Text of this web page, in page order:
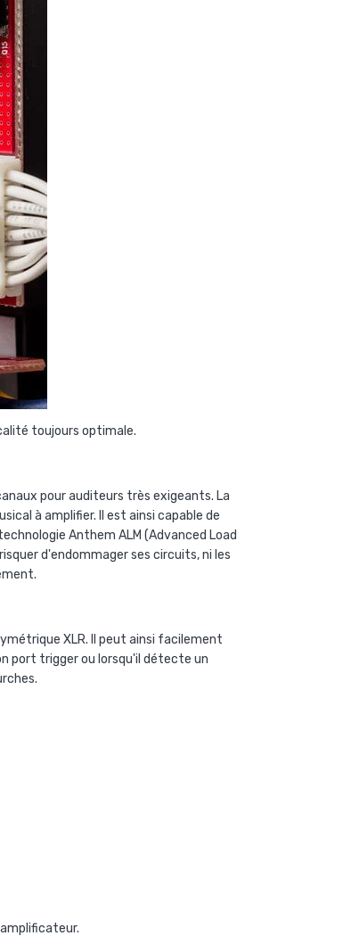
toujours optimale.
pour auditeurs très exigeants. La
à amplifier. Il est ainsi capable de
Anthem ALM (Advanced Load
d'endommager ses circuits, ni les
XLR. Il peut ainsi facilement
port trigger ou lorsqu'il détecte un